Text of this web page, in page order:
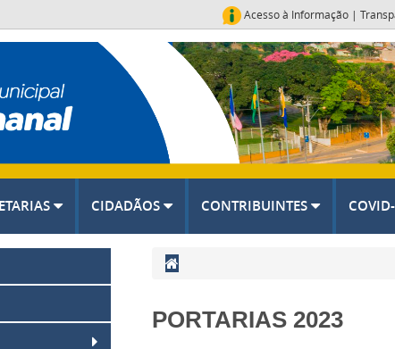
Acesso à Informação |
CIDADÃOS CONTRIBUINTES
PORTARIAS 2023